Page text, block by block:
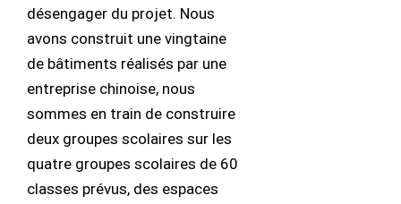
désengager du projet. Nous
avons construit une vingtaine
de bâtiments réalisés par une
entreprise chinoise, nous
sommes en train de construire
deux groupes scolaires sur les
quatre groupes scolaires de 60
classes prévus, des espaces